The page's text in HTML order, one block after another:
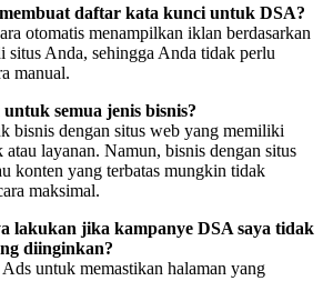
daftar kata kunci untuk DSA?
otomatis menampilkan iklan berdasarkan
situs Anda, sehingga Anda tidak perlu
manual.
semua jenis bisnis?
bisnis dengan situs web yang memiliki
layanan. Namun, bisnis dengan situs
konten yang terbatas mungkin tidak
maksimal.
lakukan jika kampanye DSA saya tidak
diinginkan?
untuk memastikan halaman yang